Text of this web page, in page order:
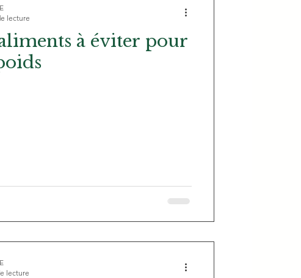
à éviter pour
lecture
lecture